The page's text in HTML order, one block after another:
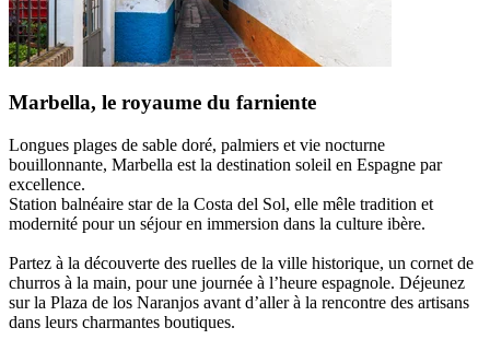
Marbella, le royaume du farniente
Longues plages de sable doré, palmiers et vie nocturne
bouillonnante, Marbella est la destination soleil en Espagne par
excellence.
Station balnéaire star de la Costa del Sol, elle mêle tradition et
modernité pour un séjour en immersion dans la culture ibère.
Partez à la découverte des ruelles de la ville historique, un cornet de
churros à la main, pour une journée à l’heure espagnole. Déjeunez
sur la Plaza de los Naranjos avant d’aller à la rencontre des artisans
dans leurs charmantes boutiques.